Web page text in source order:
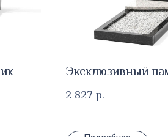
Эксклюзивный
2 827 р.